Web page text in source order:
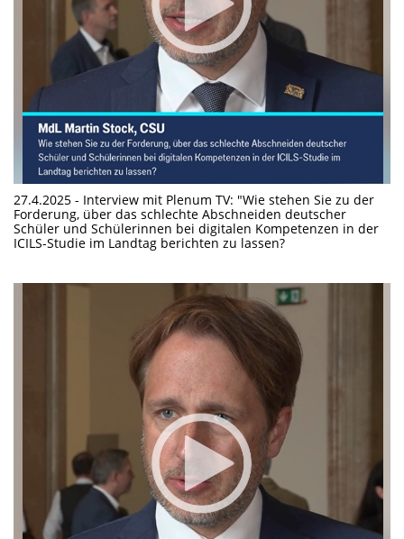
27.4.2025 - Interview mit Plenum TV: "Wie stehen Sie zu der
Forderung, über das schlechte Abschneiden deutscher
Schüler und Schülerinnen bei digitalen Kompetenzen in der
ICILS-Studie im Landtag berichten zu lassen?